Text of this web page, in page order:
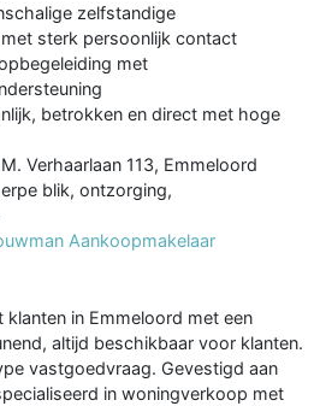
zelfstandige
sterk persoonlijk contact
met
betrokken en direct met hoge
Verhaarlaan 113, Emmeloord
blik, ontzorging,
Aankoopmakelaar
klanten in Emmeloord met een
altijd beschikbaar voor klanten.
vastgoedvraag. Gevestigd aan
in woningverkoop met